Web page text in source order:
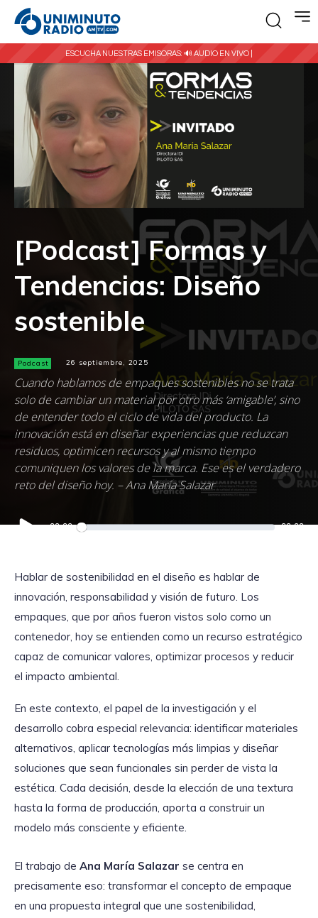
ESCUCHA NUESTRAS EMISORAS: 🔊 AUDIO EN VIVO |
[Podcast] Formas y
Tendencias: Diseño
sostenible
Podcast 26 septiembre, 2025
Cuando hablamos de empaques sostenibles no se trata
solo de cambiar un material por otro más ‘amigable’, sino
de entender todo el ciclo de vida del producto. La
innovación está en diseñar experiencias que reduzcan
residuos, optimicen recursos y al mismo tiempo
comuniquen los valores de la marca. Ese es el verdadero
reto del diseño hoy. – Ana María Salazar
Reproductor
00:00 00:00
Hablar de sostenibilidad en el diseño es hablar de
innovación, responsabilidad y visión de futuro. Los
empaques, que por años fueron vistos solo como un
contenedor, hoy se entienden como un recurso estratégico
capaz de comunicar valores, optimizar procesos y reducir
el impacto ambiental.
En este contexto, el papel de la investigación y el
desarrollo cobra especial relevancia: identificar materiales
alternativos, aplicar tecnologías más limpias y diseñar
soluciones que sean funcionales sin perder de vista la
estética. Cada decisión, desde la elección de una textura
hasta la forma de producción, aporta a construir un
modelo más consciente y eficiente.
El trabajo de Ana María Salazar se centra en
precisamente eso: transformar el concepto de empaque
en una propuesta integral que une sostenibilidad,